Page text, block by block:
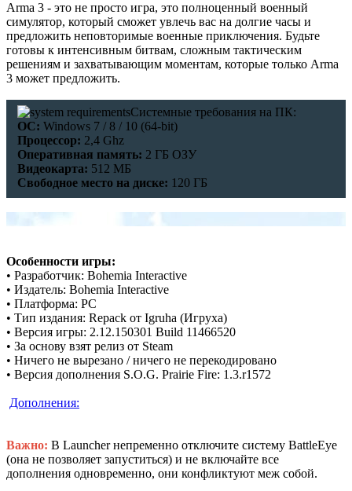
Arma 3 - это не просто игра, это полноценный военный
симулятор, который сможет увлечь вас на долгие часы и
предложить неповторимые военные приключения. Будьте
готовы к интенсивным битвам, сложным тактическим
решениям и захватывающим моментам, которые только Arma
3 может предложить.
Системные требования на ПК:
ОС: Windows 7 / 8 / 10 (64-bit)
Процессор: 2,4 Ghz
Оперативная память: 2 ГБ ОЗУ
Видеокарта: 512 МБ
Свободное место на диске: 120 ГБ
Особенности игры:
• Разработчик: Bohemia Interactive
• Издатель: Bohemia Interactive
• Платформа: РС
• Тип издания: Repack от Igruha (Игруха)
• Версия игры: 2.12.150301 Build 11466520
• За основу взят релиз от Steam
• Ничего не вырезано / ничего не перекодировано
• Версия дополнения S.O.G. Prairie Fire: 1.3.r1572
Дополнения:
Важно: В Launcher непременно отключите систему BattleEye
(она не позволяет запуститься) и не включайте все
дополнения одновременно, они конфликтуют меж собой.